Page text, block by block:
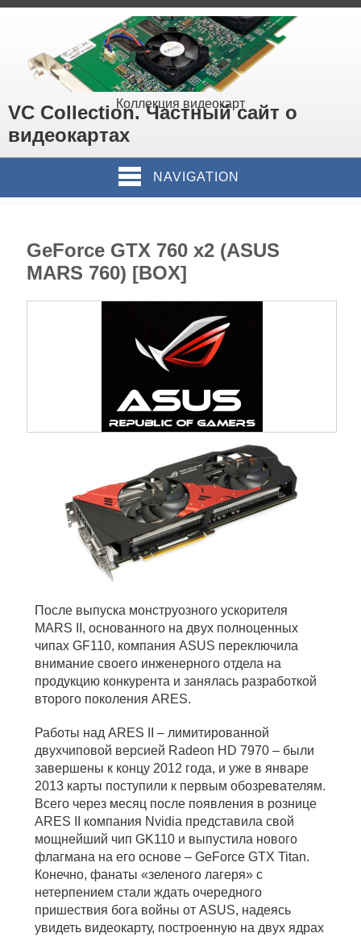
Коллекция видеокарт
VC Collection. Частный сайт о
видеокартах
NAVIGATION
GeForce GTX 760 x2 (ASUS
MARS 760) [BOX]
После выпуска монструозного ускорителя
MARS II, основанного на двух полноценных
чипах GF110, компания ASUS переключила
внимание своего инженерного отдела на
продукцию конкурента и занялась разработкой
второго поколения ARES.
Работы над ARES II – лимитированной
двухчиповой версией Radeon HD 7970 – были
завершены к концу 2012 года, и уже в январе
2013 карты поступили к первым обозревателям.
Всего через месяц после появления в рознице
ARES II компания Nvidia представила свой
мощнейший чип GK110 и выпустила нового
флагмана на его основе – GeForce GTX Titan.
Конечно, фанаты «зеленого лагеря» с
нетерпением стали ждать очередного
пришествия бога войны от ASUS, надеясь
увидеть видеокарту, построенную на двух ядрах